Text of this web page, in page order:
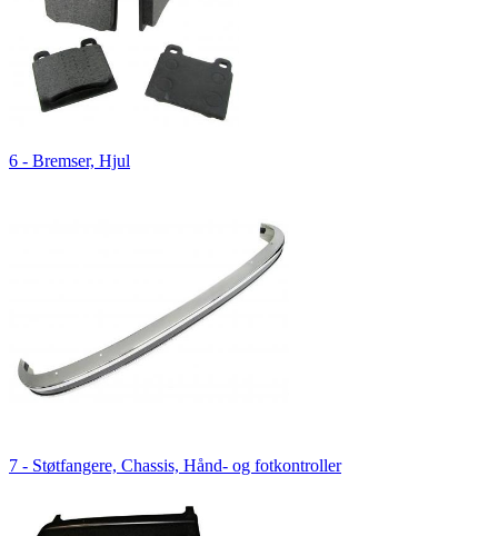
6 - Bremser, Hjul
7 - Støtfangere, Chassis, Hånd- og fotkontroller